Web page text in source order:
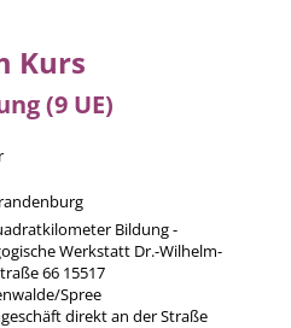
Kurs
(9 UE)
Bildung -
Werkstatt Dr.-Wilhelm-
66 15517
Spree
direkt an der Straße